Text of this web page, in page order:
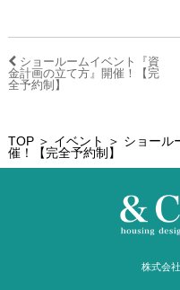
ショールームイベント『資
金計画の立て方』開催！【完
全予約制】
TOP＞ イベント
＞ ショール
催！【完全予約制】
株式会